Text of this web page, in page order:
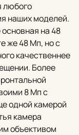
любого
наших моделей.
на 48
же 48 Мп, но с
качественнее
Более
8 Мп с
одной камерой
камера
объективом